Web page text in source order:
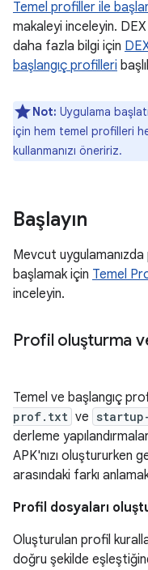
Temel profiller ile
makaleyi inceleyin.
daha fazla bilgi için
başlangıç profilleri
Not: Uygulama
için hem temel profilleri
kullanmanızı öneririz.
Başlayın
Mevcut
başlamak için Temel
inceleyin.
Profil oluşturma
Temel ve başlangıç
prof.txt ve
derleme
APK'nızı oluştururken
arasındaki farkı
Profil dosyaları
Oluşturulan profil
doğru şekilde